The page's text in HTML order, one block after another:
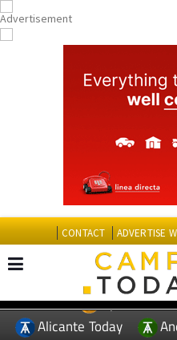
CONTACT ADVERTISE
EDITIONS: Spanish
Alicante Today